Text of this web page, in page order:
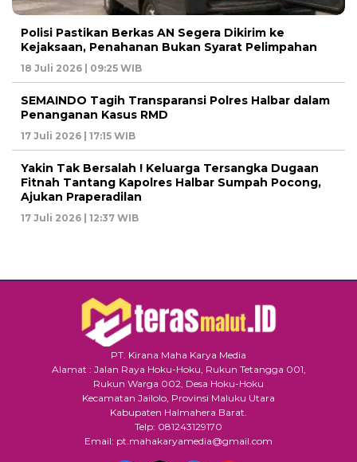
Polisi Pastikan Berkas AN Segera Dikirim ke
Kejaksaan, Penahanan Bukan Syarat Pelimpahan
18 Juli 2026 | 09:25 WIB
SEMAINDO Tagih Transparansi Polres Halbar dalam
Penanganan Kasus RMD
17 Juli 2026 | 17:15 WIB
Yakin Tak Bersalah ! Keluarga Tersangka Dugaan
Fitnah Tantang Kapolres Halbar Sumpah Pocong,
Ajukan Praperadilan
17 Juli 2026 | 12:37 WIB
PT. Kirana Maha Karya Media
Alamat : Jalan Raya Hoku-Hoku, Rukun Tetangga 001,
Rukun Warga 002, Desa Hoku-Hoku
Kecamatan Jailolo, Provinsi Maluku Utara
Kabupaten Halmahera Barat.
Telp: 081243129170
Email: pt.mahakaryamedia@gmail.com